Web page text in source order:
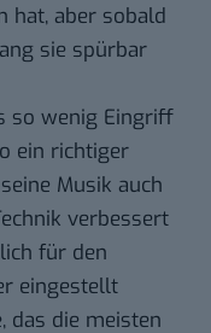
hat, aber sobald
sie spürbar
so wenig Eingriff
ein richtiger
Musik auch
verbessert
für den
eingestellt
das die meisten